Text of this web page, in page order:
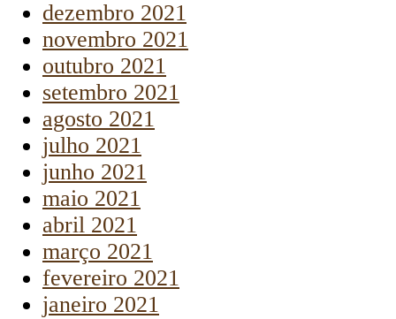
dezembro 2021
novembro 2021
outubro 2021
setembro 2021
agosto 2021
julho 2021
junho 2021
maio 2021
abril 2021
março 2021
fevereiro 2021
janeiro 2021